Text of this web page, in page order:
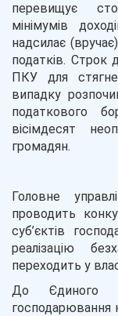
перевищує сто
мінімумів
надсилає
податків. Строк
ПКУ для
випадку
податкового
вісімдесят
громадян.
Головне
проводить
суб’єктів
реалізацію
переходить у
До Єдиного
господарювання